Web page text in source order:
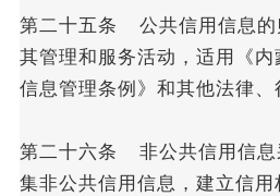
第二十五条 公共信用信息的
其管理和服务活动，适用《内
信息管理条例》和其他法律、
第二十六条 非公共信用信息
集非公共信用信息，建立信用